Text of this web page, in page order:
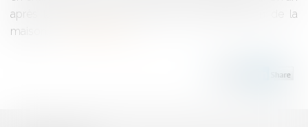
après la réception des travaux de reconstruction de la
maison, l...